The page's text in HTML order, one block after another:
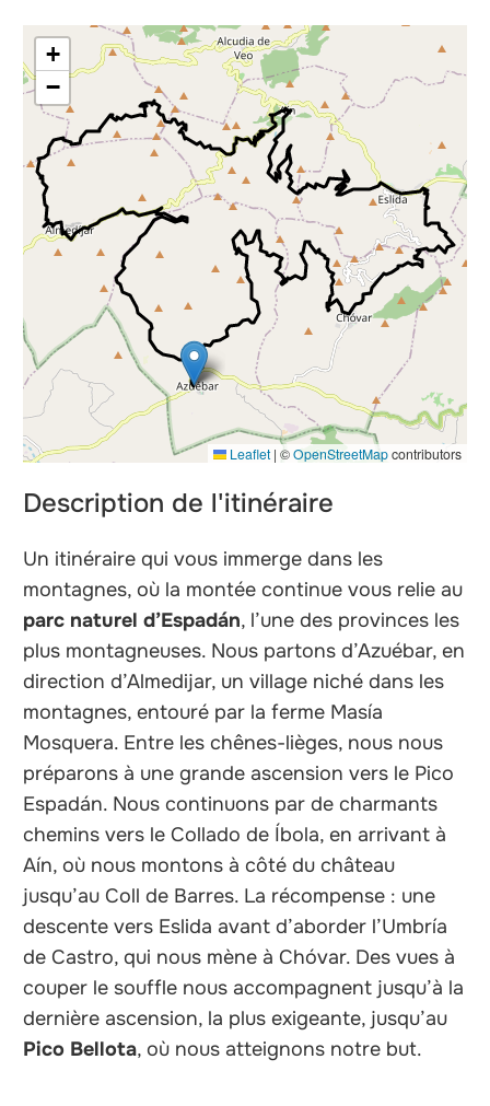
+
−
Leaflet | ©OpenStreetMapcontributors
Description de l'itinéraire
Un itinéraire qui vous immerge dans les
montagnes, où la montée continue vous relie au
parc naturel d’Espadán, l’une des provinces les
plus montagneuses. Nous partons d’Azuébar, en
direction d’Almedijar, un village niché dans les
montagnes, entouré par la ferme Masía
Mosquera. Entre les chênes-lièges, nous nous
préparons à une grande ascension vers le Pico
Espadán. Nous continuons par de charmants
chemins vers le Collado de Íbola, en arrivant à
Aín, où nous montons à côté du château
jusqu’au Coll de Barres. La récompense : une
descente vers Eslida avant d’aborder l’Umbría
de Castro, qui nous mène à Chóvar. Des vues à
couper le souffle nous accompagnent jusqu’à la
dernière ascension, la plus exigeante, jusqu’au
Pico Bellota, où nous atteignons notre but.